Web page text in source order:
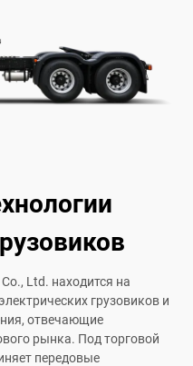
Ltd. находится на
грузовиков и
отвечающие
рынка. Под торговой
передовые